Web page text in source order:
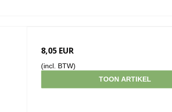
8,05 EUR
(incl. BTW)
TOON ARTIKEL